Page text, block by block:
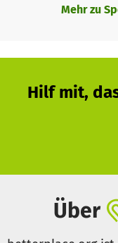
Hilf dem
https://
Kleine Updates und
https://twitter.com/
Mehr zu
Hilf mit,
Über